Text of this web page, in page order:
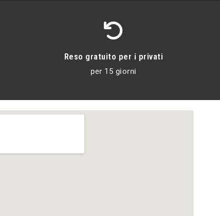
Reso gratuito per i privati
per 15 giorni